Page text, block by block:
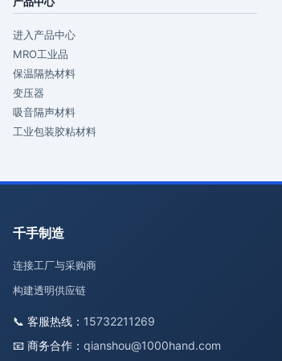
进入产品中心
MRO工业品
保温隔热材料
变压器
吸音隔声材料
工业包装胶粘材料
千手制造
连接工厂与采购商
构建透明供应链
📞 客服热线： 15732211269
📧 商务合作： qianshou@1000hand.com